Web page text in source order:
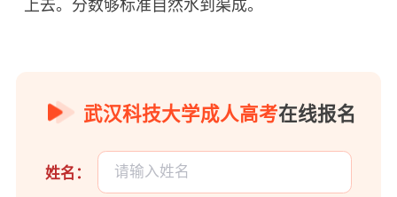
上去。分数够标准自然水到渠成。
武汉科技大学成人高考在线报名
姓名：